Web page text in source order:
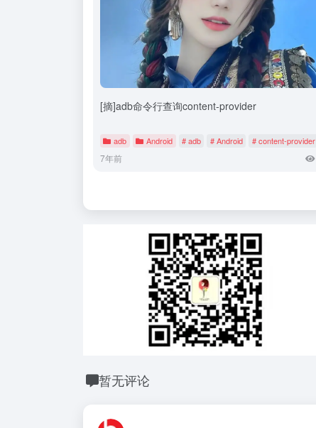
[摘]adb命令行查询content-provider
adb Android # adb # Android # content-provider
7年前
暂无评论